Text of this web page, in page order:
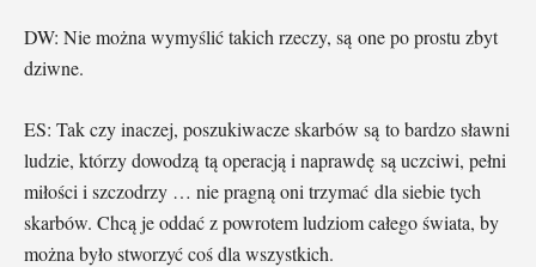
DW: Nie można wymyślić takich rzeczy, są one po prostu zbyt
dziwne.
ES: Tak czy inaczej, poszukiwacze skarbów są to bardzo sławni
ludzie, którzy dowodzą tą operacją i naprawdę są uczciwi, pełni
miłości i szczodrzy … nie pragną oni trzymać dla siebie tych
skarbów. Chcą je oddać z powrotem ludziom całego świata, by
można było stworzyć coś dla wszystkich.